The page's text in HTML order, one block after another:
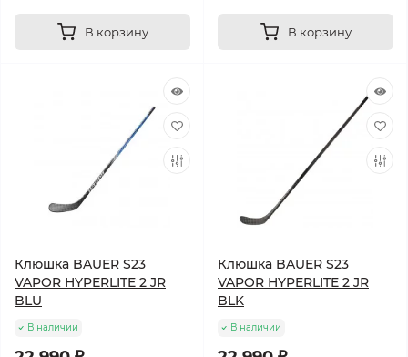
В корзину В корзину
Клюшка BAUER S23
VAPOR HYPERLITE 2 JR
BLU
В наличии
Клюшка BAUER S23
VAPOR HYPERLITE 2 JR
BLK
В наличии